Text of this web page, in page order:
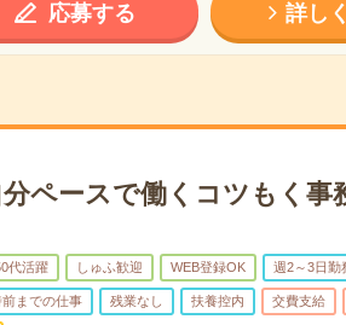
応募する 詳し
ペースで働くコツもく事
代活躍 しゅふ歓迎 WEB登録OK 週2～3日勤
前までの仕事 残業なし 扶養控内 交費支給